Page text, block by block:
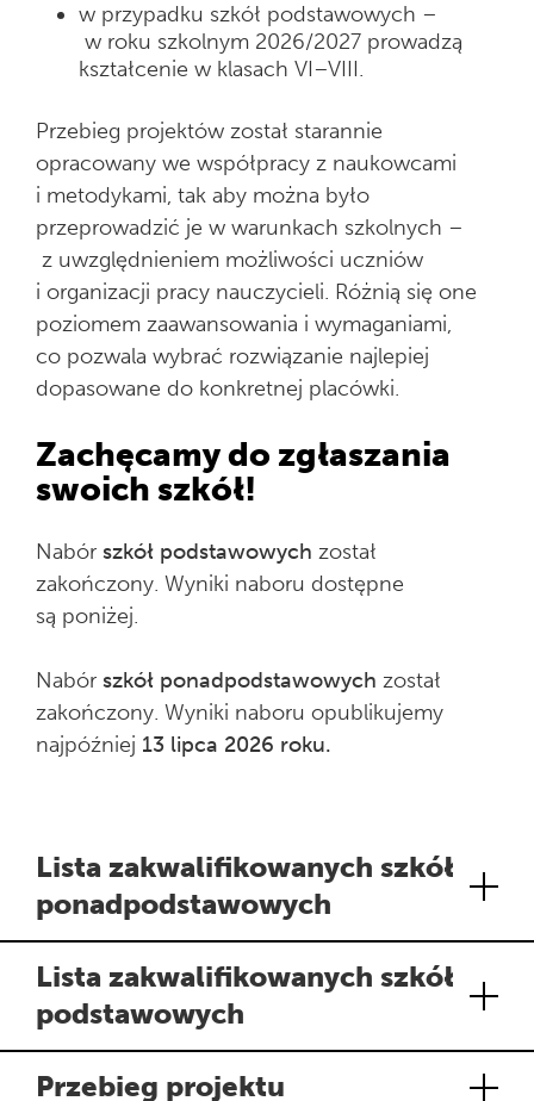
w przypadku szkół podstawowych –
w roku szkolnym 2026/2027 prowadzą
kształcenie w klasach VI–VIII.
Przebieg projektów został starannie
opracowany we współpracy z naukowcami
i metodykami, tak aby można było
przeprowadzić je w warunkach szkolnych –
z uwzględnieniem możliwości uczniów
i organizacji pracy nauczycieli. Różnią się one
poziomem zaawansowania i wymaganiami,
co pozwala wybrać rozwiązanie najlepiej
dopasowane do konkretnej placówki.
Zachęcamy do zgłaszania
swoich szkół!
Nabór szkół podstawowych został
zakończony. Wyniki naboru dostępne
są poniżej.
Nabór szkół ponadpodstawowych został
zakończony. Wyniki naboru opublikujemy
najpóźniej 13 lipca 2026 roku.
Lista zakwalifikowanych szkół
ponadpodstawowych
Lista zakwalifikowanych szkół
podstawowych
Przebieg projektu